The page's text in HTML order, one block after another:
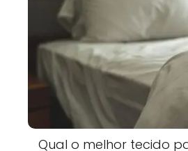
Qual o melhor tecido